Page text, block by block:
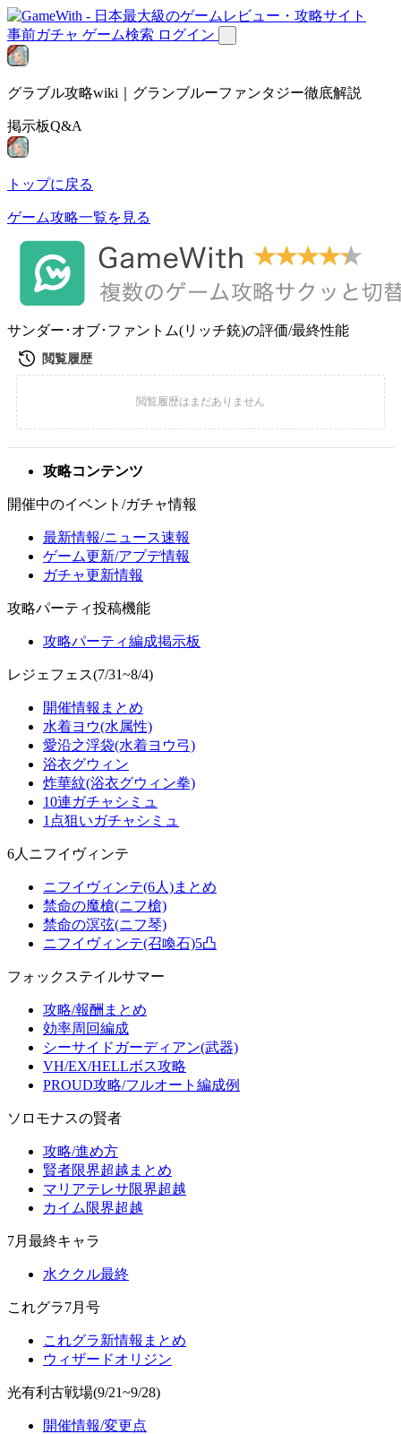
事前ガチャ ゲーム検索 ログイン
グラブル攻略wiki｜グランブルーファンタジー徹底解説
掲示板Q&A
トップに戻る
ゲーム攻略一覧を見る
サンダー･オブ･ファントム(リッチ銃)の評価/最終性能
攻略コンテンツ
開催中のイベント/ガチャ情報
最新情報/ニュース速報
ゲーム更新/アプデ情報
ガチャ更新情報
攻略パーティ投稿機能
攻略パーティ編成掲示板
レジェフェス(7/31~8/4)
開催情報まとめ
水着ヨウ(水属性)
愛沿之浮袋(水着ヨウ弓)
浴衣グウィン
炸華紋(浴衣グウィン拳)
10連ガチャシミュ
1点狙いガチャシミュ
6人ニフイヴィンテ
ニフイヴィンテ(6人)まとめ
禁命の魔槍(ニフ槍)
禁命の溟弦(ニフ琴)
ニフイヴィンテ(召喚石)5凸
フォックステイルサマー
攻略/報酬まとめ
効率周回編成
シーサイドガーディアン(武器)
VH/EX/HELLボス攻略
PROUD攻略/フルオート編成例
ソロモナスの賢者
攻略/進め方
賢者限界超越まとめ
マリアテレサ限界超越
カイム限界超越
7月最終キャラ
水ククル最終
これグラ7月号
これグラ新情報まとめ
ウィザードオリジン
光有利古戦場(9/21~9/28)
開催情報/変更点